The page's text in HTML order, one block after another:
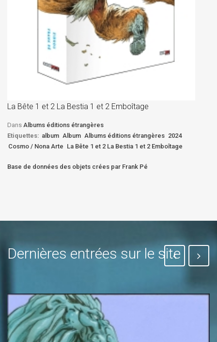
La Bête 1 et 2 La Bestia 1 et 2 Emboîtage
Dans Albums éditions étrangères
Etiquettes: album Album Albums éditions étrangères 2024
Cosmo / Nona Arte La Bête 1 et 2 La Bestia 1 et 2 Emboîtage
Base de données des objets crées par Frank Pé
Dernières entrées sur le site